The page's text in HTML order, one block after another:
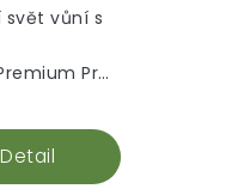
Detail
vůní s
Pre-
z vysoce
odrůdy